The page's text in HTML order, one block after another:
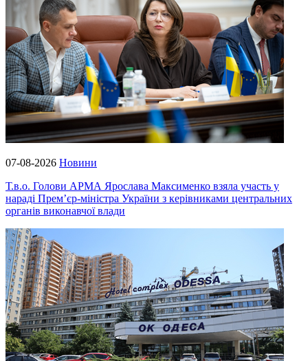
07-08-2026 Новини
Т.в.о. Голови АРМА Ярослава Максименко взяла участь у
нараді Прем’єр-міністра України з керівниками центральних
органів виконавчої влади